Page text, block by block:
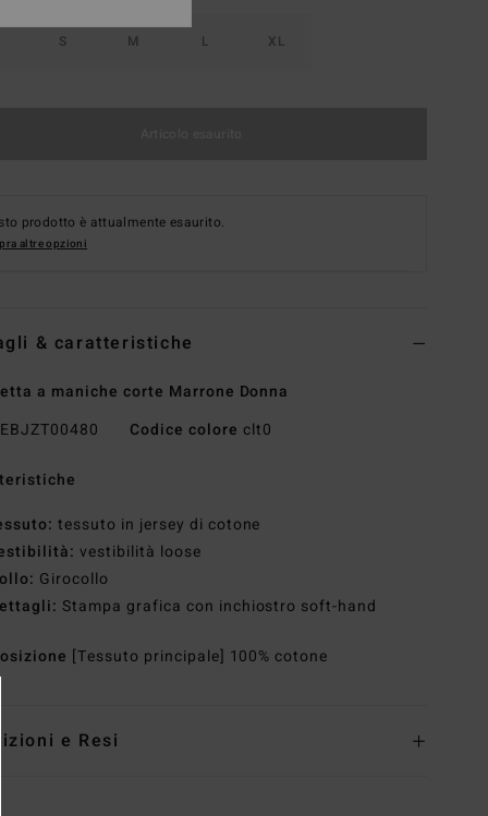
S M L XL
prodotto è attualmente esaurito.
altre opzioni
& caratteristiche
a maniche corte Marrone Donna
EBJZT00480 Codice colore clt0
tessuto in jersey di cotone
vestibilità loose
Girocollo
Stampa grafica con inchiostro soft-hand
[Tessuto principale] 100% cotone
e Resi